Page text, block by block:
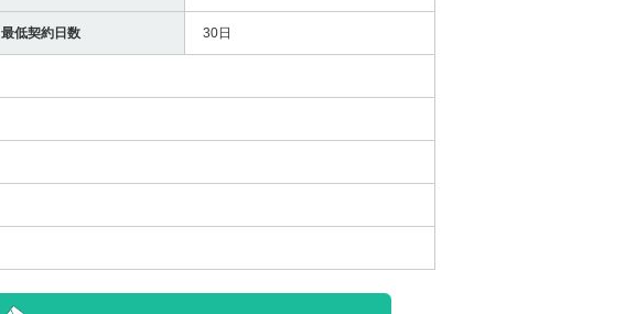
最低契約日数 30日